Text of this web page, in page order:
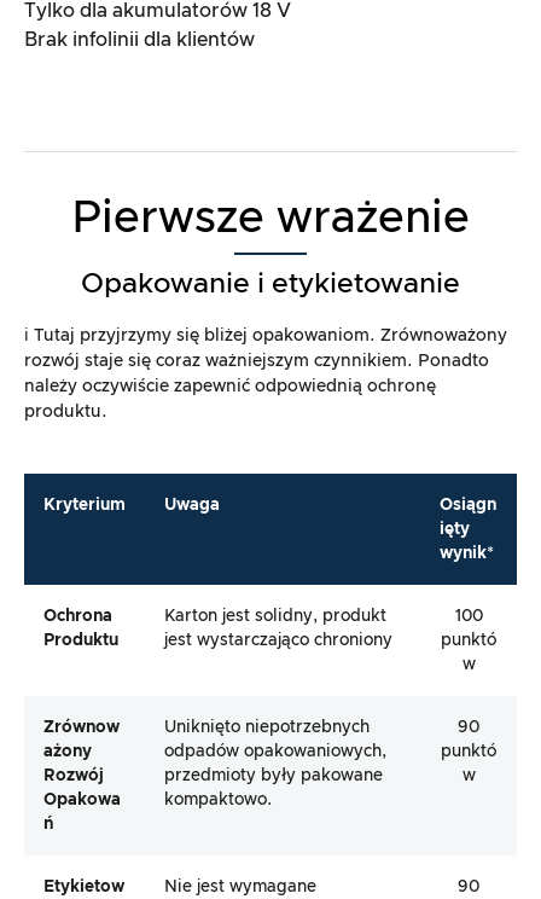
Tylko dla akumulatorów 18 V
Brak infolinii dla klientów
Pierwsze wrażenie
Opakowanie i etykietowanie
ℹ️ Tutaj przyjrzymy się bliżej opakowaniom. Zrównoważony
rozwój staje się coraz ważniejszym czynnikiem. Ponadto
należy oczywiście zapewnić odpowiednią ochronę
produktu.
Kryterium Uwaga
Osiągn
ięty
wynik*
Ochrona
Produktu
Karton jest solidny, produkt
jest wystarczająco chroniony
100
punktó
w
Zrównow
Ażony
Rozwój
Opakowa
Ń
Uniknięto niepotrzebnych
odpadów opakowaniowych,
przedmioty były pakowane
kompaktowo.
90
punktó
w
Etykietow Nie jest wymagane 90